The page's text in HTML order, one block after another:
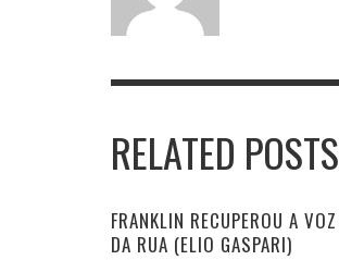
RELATED POSTS
FRANKLIN RECUPEROU A VOZ
DA RUA (ELIO GASPARI)